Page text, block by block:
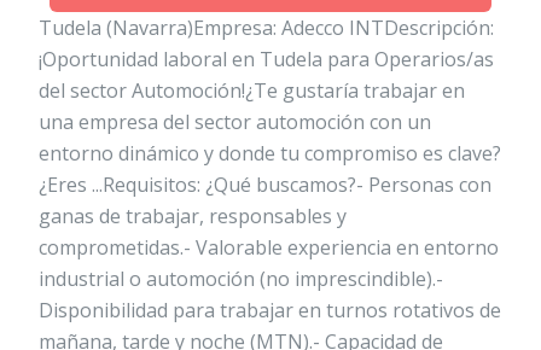
Tudela (Navarra)Empresa: Adecco INTDescripción:
¡Oportunidad laboral en Tudela para Operarios/as
del sector Automoción!¿Te gustaría trabajar en
una empresa del sector automoción con un
entorno dinámico y donde tu compromiso es clave?
¿Eres ...Requisitos: ¿Qué buscamos?- Personas con
ganas de trabajar, responsables y
comprometidas.- Valorable experiencia en entorno
industrial o automoción (no imprescindible).-
Disponibilidad para trabajar en turnos rotativos de
mañana, tarde y noche (MTN).- Capacidad de